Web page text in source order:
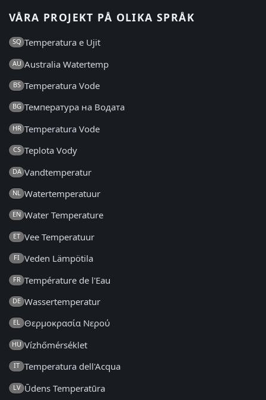
VÅRA PROJEKT PÅ OLIKA SPRÅK
SQ Temperatura e Ujit
AU Australia Watertemp
BS Temperatura Vode
BG Температура на Водата
HR Temperatura Vode
CS Teplota Vody
DA Vandtemperatur
NL Watertemperatuur
EN Water Temperature
ET Vee Temperatuur
FI Veden Lämpötila
FR Température de l'Eau
DE Wassertemperatur
EL Θερμοκρασία Νερού
HU Vízhőmérséklet
IT Temperatura dell'Acqua
LV Ūdens Temperatūra